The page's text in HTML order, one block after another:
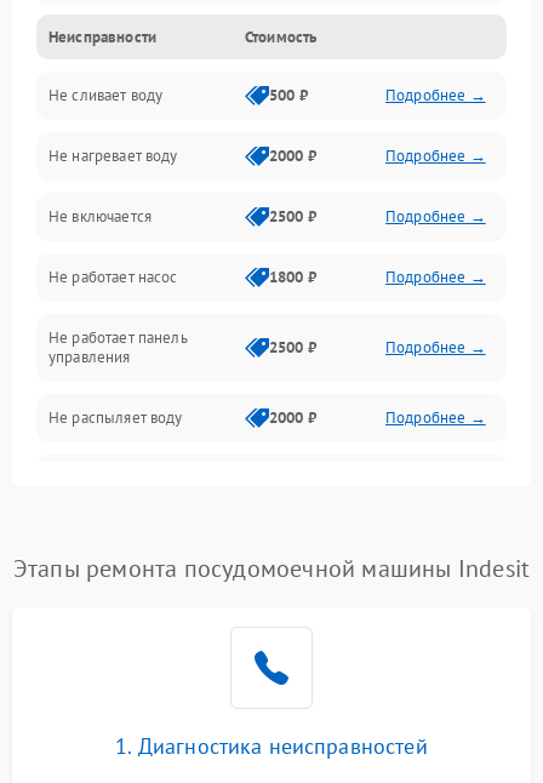
Управление
Электропитание
Датчики
Нагрев
Вода
Гигиена
Программное обеспечение
Неисправности Стоимость
Не сливает воду 500 ₽ Подробнее →
Не нагревает воду 2000 ₽ Подробнее →
Не включается 2500 ₽ Подробнее →
Не работает насос 1800 ₽ Подробнее →
Не работает панель
управления
2500 ₽ Подробнее →
Не распыляет воду 2000 ₽ Подробнее →
воды
1800 ₽ Подробнее →
Проблемы с
Этапы ремонта посудомоечной машины Indesit
1. Диагностика неисправностей